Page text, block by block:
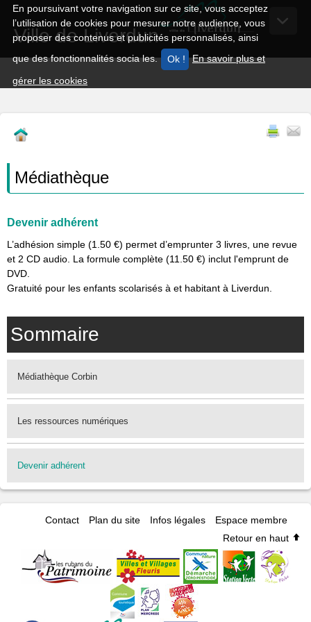
En poursuivant votre navigation sur ce site, vous acceptez
l’utilisation de cookies pour mesurer notre audience, vous
proposer des contenus et publicités personnalisés, ainsi
que des fonctionnalités socia les.
En savoir plus et
gérer les cookies
Ville de Liverdun
Médiathèque
Devenir adhérent
L’adhésion simple (1.50 €) permet d’emprunter 3 livres, une revue
et 2 CD audio. La formule complète (11.50 €) inclut l'emprunt de
DVD.
Gratuité pour les enfants scolarisés à et habitant à Liverdun.
Sommaire
Médiathèque Corbin
Les ressources numériques
Devenir adhérent
Contact Plan du site Infos légales
Espace membre
Retour en haut